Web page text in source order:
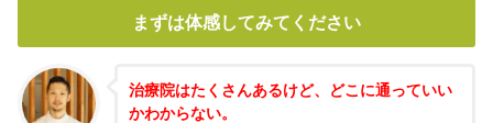
まずは体感してみてください
治療院はたくさんあるけど、どこに通っていい
かわからない。